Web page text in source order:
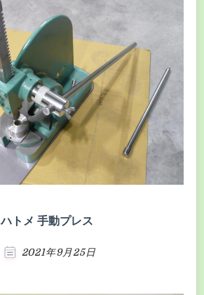
ハトメ 手動プレス
2021年9月25日